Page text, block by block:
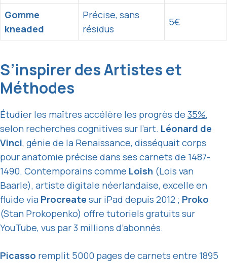
Gomme
kneaded
Précise, sans
résidus
5€
S’inspirer des Artistes et
Méthodes
Étudier les maîtres accélère les progrès de 35%,
selon recherches cognitives sur l’art. Léonard de
Vinci, génie de la Renaissance, disséquait corps
pour anatomie précise dans ses carnets de 1487-
1490. Contemporains comme Loish (Lois van
Baarle), artiste digitale néerlandaise, excelle en
fluide via Procreate sur iPad depuis 2012 ; Proko
(Stan Prokopenko) offre tutoriels gratuits sur
YouTube, vus par 3 millions d’abonnés.
Picasso remplit 5000 pages de carnets entre 1895